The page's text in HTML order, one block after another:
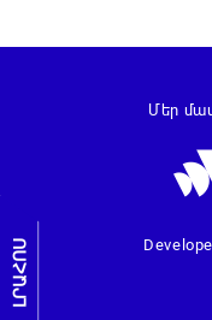
ԼՐԱՀՈՍ
Մեր